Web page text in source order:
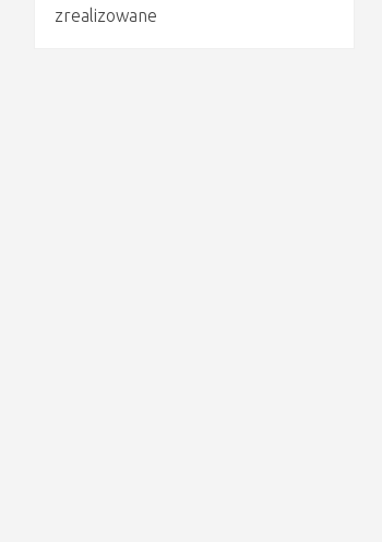
zrealizowane